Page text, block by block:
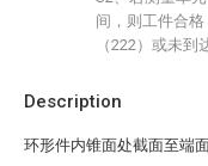
Description
环形件内锥面处截面至端
间，则工件合
（222）或未到